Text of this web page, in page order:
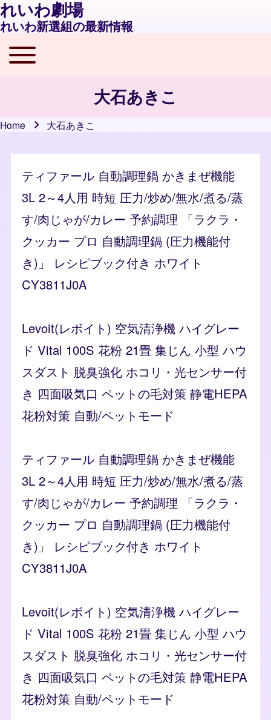
れいわ劇場
れいわ新選組の最新情報
Main navigation
Toggle main menu
大石あきこ
Home 大石あきこ
ティファール 自動調理鍋 かきまぜ機能
3L 2～4人用 時短 圧力/炒め/無水/煮る/蒸
す/肉じゃが/カレー 予約調理 「ラクラ・
クッカー プロ 自動調理鍋 (圧力機能付
き)」 レシピブック付き ホワイト
CY3811J0A
Levoit(レボイト) 空気清浄機 ハイグレー
ド Vital 100S 花粉 21畳 集じん 小型 ハウ
スダスト 脱臭強化 ホコリ・光センサー付
き 四面吸気口 ペットの毛対策 静電HEPA
花粉対策 自動/ペットモード
ティファール 自動調理鍋 かきまぜ機能
3L 2～4人用 時短 圧力/炒め/無水/煮る/蒸
す/肉じゃが/カレー 予約調理 「ラクラ・
クッカー プロ 自動調理鍋 (圧力機能付
き)」 レシピブック付き ホワイト
CY3811J0A
Levoit(レボイト) 空気清浄機 ハイグレー
ド Vital 100S 花粉 21畳 集じん 小型 ハウ
スダスト 脱臭強化 ホコリ・光センサー付
き 四面吸気口 ペットの毛対策 静電HEPA
花粉対策 自動/ペットモード